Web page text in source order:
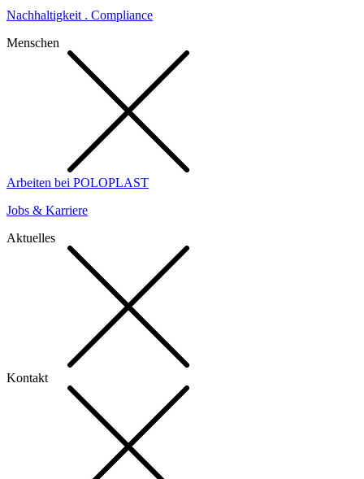
Nachhaltigkeit . Compliance
Menschen
Arbeiten bei POLOPLAST
Jobs & Karriere
Aktuelles
Kontakt